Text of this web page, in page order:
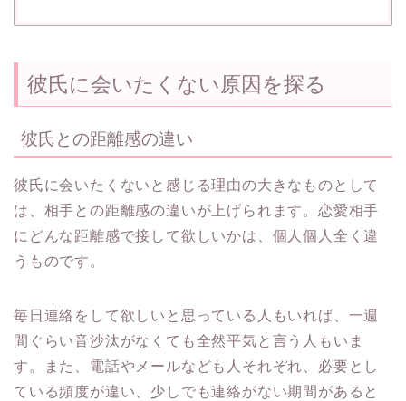
彼氏に会いたくない原因を探る
彼氏との距離感の違い
彼氏に会いたくないと感じる理由の大きなものとして
は、相手との距離感の違いが上げられます。恋愛相手
にどんな距離感で接して欲しいかは、個人個人全く違
うものです。
毎日連絡をして欲しいと思っている人もいれば、一週
間ぐらい音沙汰がなくても全然平気と言う人もいま
す。また、電話やメールなども人それぞれ、必要とし
ている頻度が違い、少しでも連絡がない期間があると